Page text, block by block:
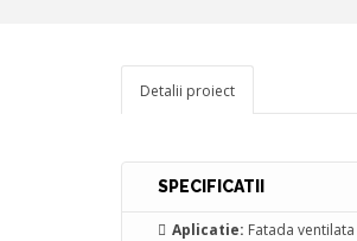
Detalii proiect
SPECIFICATII
Aplicatie: Fatada ventilata